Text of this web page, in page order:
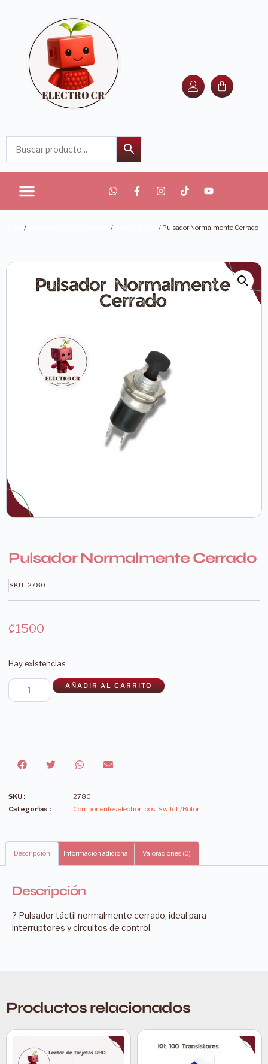
/ / / Pulsador Normalmente Cerrado
Pulsador Normalmente Cerrado
SKU : 2780
₡1500
Hay existencias
AÑADIR AL CARRITO
SKU :
2780
Categorías :
Componentes electrónicos, Switch/Botón
Descripción Información adicional Valoraciones (0)
Descripción
? Pulsador táctil normalmente cerrado, ideal para
interruptores y circuitos de control.
Productos relacionados